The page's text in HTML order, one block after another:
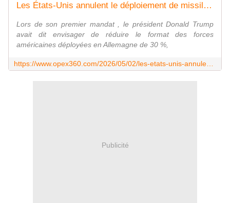
Les États-Unis annulent le déploiement de missiles à longue portée et d'armes hypersoniques en Allemagne - Zone Militaire
Lors de son premier mandat , le président Donald Trump
avait dit envisager de réduire le format des forces
américaines déployées en Allemagne de 30 %,
Publicité